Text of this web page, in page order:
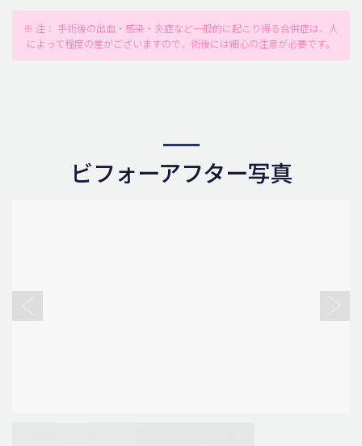
※ 注： 手術後の出血・感染・炎症など一般的に起こり得る合併症は、人
によって程度の差がございますので、術後には細心の注意が必要です。
ビフォーアフター写真